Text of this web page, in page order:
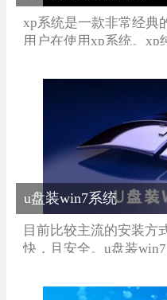
xp系统是一款非常经典
用户在使用xp系统。xp
有一款适合你。有需
u盘装win7系统
目前比较主流的安装方
快，且安全。u盘装
和优化，整体的功能更